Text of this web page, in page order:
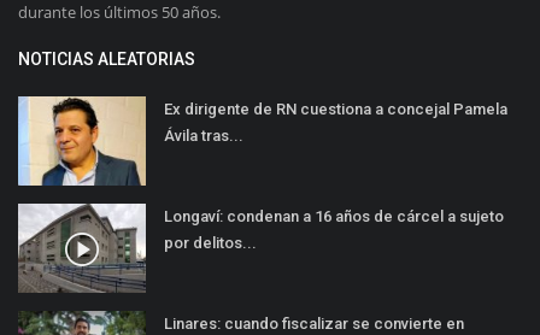
durante los últimos 50 años.
NOTICIAS ALEATORIAS
Ex dirigente de RN cuestiona a concejal Pamela
Ávila tras...
Longaví: condenan a 16 años de cárcel a sujeto
por delitos...
Linares: cuando fiscalizar se convierte en